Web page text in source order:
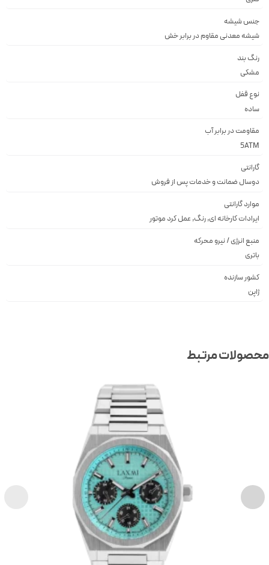
جنس شیشه
شيشه معدنى مقاوم در برابر خش
رنگ بند
مشكى
نوع قفل
ساده
مقاومت در برابر آب
5ATM
گارانتی
دوسال ضمانت و خدمات پس از فروش
موارد گارانتی
ایرادات کارخانه ای, رنگ, عمل کرد موتور
منبع انرژی / نیرو محرکه
باتری
کشور سازنده
ژاپن
مرتبط